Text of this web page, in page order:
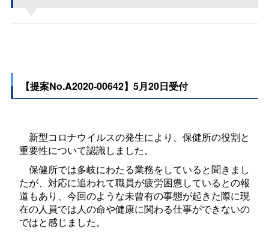
【提案No.A2020-00642】5月20日受付
新型コロナウイルスの発生により、保健所の役割と
重要性について認識しました。
保健所では多岐にわたる業務をしていると聞きまし
たが、対応に追われて職員が疲労困憊しているとの報
道もあり、今回のような未曾有の事態が起きた際に現
在の人員では人の命や健康に関わる仕事ができないの
ではと感じました。